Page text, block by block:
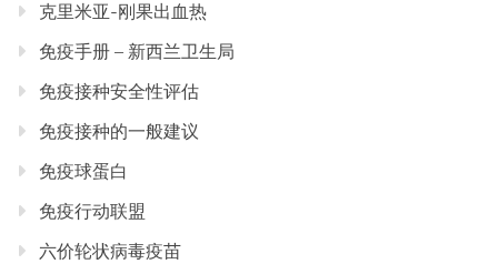
克里米亚-刚果出血热
免疫手册 – 新西兰卫生局
免疫接种安全性评估
免疫接种的一般建议
免疫球蛋白
免疫行动联盟
六价轮状病毒疫苗